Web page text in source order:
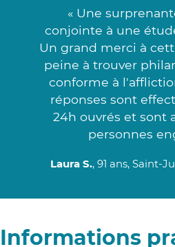
« Une
conjointe à une
Un grand merci à
peine à trouver
conforme à
réponses sont
24h ouvrés et sont
personnes
Laura S., 91 ans, Saint-
Informations